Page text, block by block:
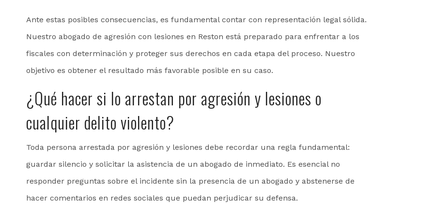
Ante estas posibles consecuencias, es fundamental contar con representación legal sólida.
Nuestro abogado de agresión con lesiones en Reston está preparado para enfrentar a los
fiscales con determinación y proteger sus derechos en cada etapa del proceso. Nuestro
objetivo es obtener el resultado más favorable posible en su caso.
¿Qué hacer si lo arrestan por agresión y lesiones o
cualquier delito violento?
Toda persona arrestada por agresión y lesiones debe recordar una regla fundamental:
guardar silencio y solicitar la asistencia de un abogado de inmediato. Es esencial no
responder preguntas sobre el incidente sin la presencia de un abogado y abstenerse de
hacer comentarios en redes sociales que puedan perjudicar su defensa.